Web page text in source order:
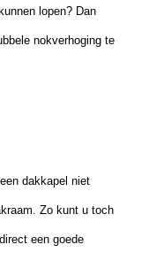
lopen? Dan
nokverhoging te
dakkapel niet
Zo kunt u toch
een goede